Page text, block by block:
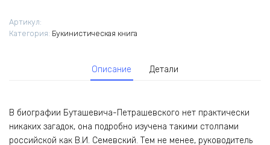
Артикул:
Категория: Букинистическая книга
Описание Детали
В биографии Буташевича-Петрашевского нет практически
никаких загадок, она подробно изучена такими столпами
российской как В.И. Семевский. Тем не менее, руководитель